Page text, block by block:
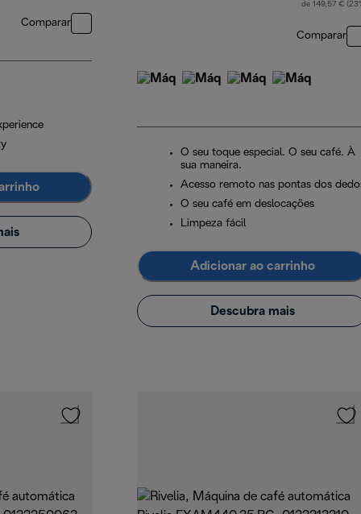
Comparar
de 149,57 €
Comparar
O seu toque especial. O seu café. À
sua maneira.
Acesso remoto nas pontas dos
O seu café em deslocações
Limpeza fácil
Adicionar ao carrinho
Descubra mais